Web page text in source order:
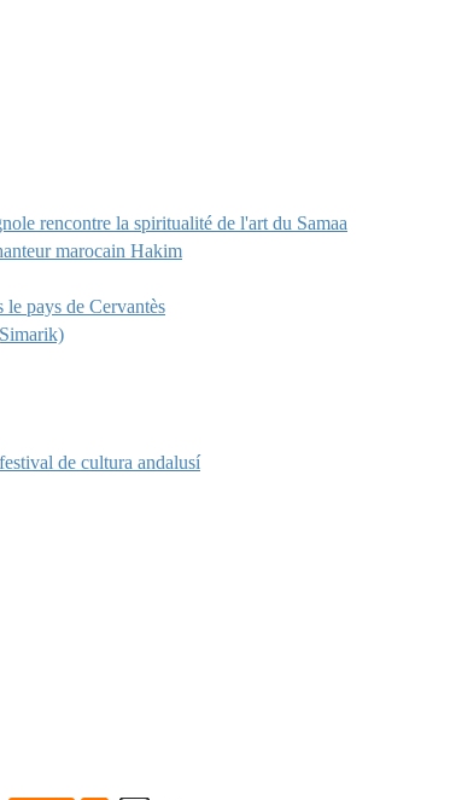
rencontre la spiritualité de l'art du Samaa
marocain Hakim
pays de Cervantès
de cultura andalusí